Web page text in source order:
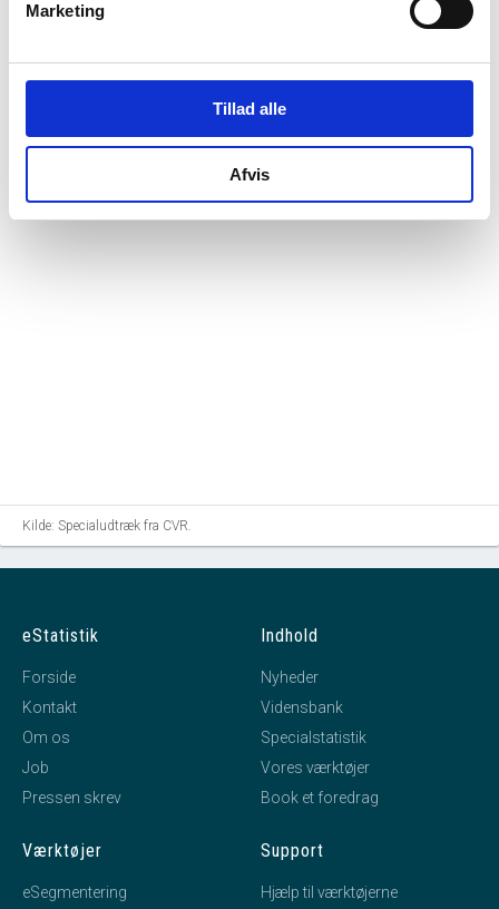
Marketing
Tillad alle
Afvis
virksomheden.
Kilde: Specialudtræk fra CVR.
eStatistik
Forside
Kontakt
Om os
Job
Pressen skrev
Indhold
Nyheder
Vidensbank
Specialstatistik
Vores værktøjer
Book et foredrag
Værktøjer
eSegmentering
Support
Hjælp til værktøjerne